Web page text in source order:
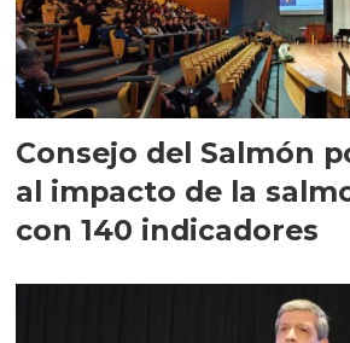
Consejo del Salmón
al impacto de la
con 140 indicadores